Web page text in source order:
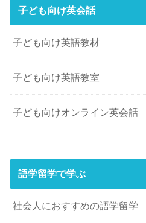
子ども向け英会話
子ども向け英語教材
子ども向け英語教室
子ども向けオンライン英会話
語学留学で学ぶ
社会人におすすめの語学留学